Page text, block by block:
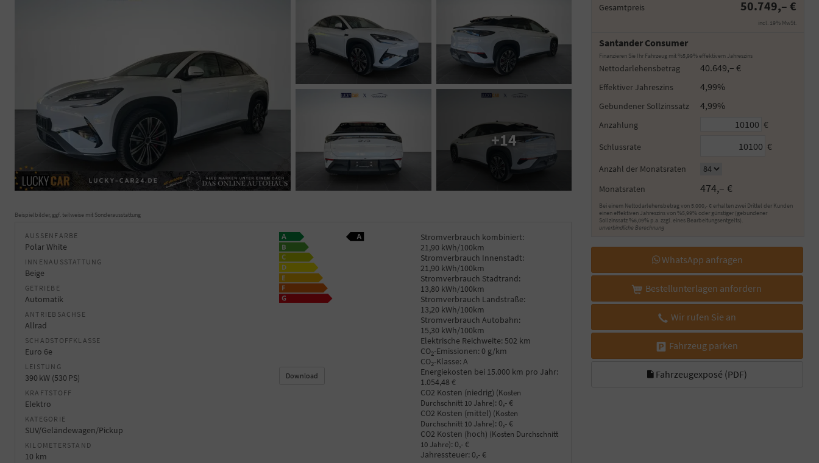
Gesamtpreis 50.749,– €
incl. 19% MwSt.
Santander Consumer
Finanzieren Sie Ihr Fahrzeug mit %5,99% effektivem Jahreszins
Nettodarlehensbetrag 40.649,– €
Effektiver Jahreszins 4,99%
Gebundener Sollzinssatz 4,99%
Anzahlung €
Schlussrate €
Anzahl der Monatsraten
Monatsraten
474,– €
Bei einem Nettodarlehensbetrag von 5.000,- € erhalten zwei Drittel der Kunden
einen effektiven Jahreszins von %5,99% oder günstiger (gebundener
Sollzinssatz %6,09% p.a. zzgl. eines Bearbeitungsentgelts).
unverbindliche Berechnung
WhatsApp anfragen
Bestellunterlagen anfordern
Wir rufen Sie an
Fahrzeug parken
Fahrzeugexposé (PDF)
+14
Beispielbilder, ggf. teilweise mit Sonderausstattung
AUSSENFARBE
Polar White
INNENAUSSTATTUNG
Beige
GETRIEBE
Automatik
ANTRIEBSACHSE
Allrad
SCHADSTOFFKLASSE
Euro 6e
LEISTUNG
390 kW (530 PS)
KRAFTSTOFF
Elektro
KATEGORIE
SUV/Geländewagen/Pickup
KILOMETERSTAND
10 km
Stromverbrauch kombiniert:
21,90 kWh/100km
Stromverbrauch Innenstadt:
21,90 kWh/100km
Stromverbrauch Stadtrand:
13,80 kWh/100km
Stromverbrauch Landstraße:
13,20 kWh/100km
Stromverbrauch Autobahn:
15,30 kWh/100km
Elektrische Reichweite: 502 km
CO2-Emissionen: 0 g/km
CO2-Klasse: A
Download
Energiekosten bei 15.000 km pro Jahr:
1.054,48 €
CO2 Kosten (niedrig) (Kosten
Durchschnitt 10 Jahre): 0,- €
CO2 Kosten (mittel) (Kosten
Durchschnitt 10 Jahre): 0,- €
CO2 Kosten (hoch) (Kosten Durchschnitt
10 Jahre): 0,- €
Jahressteuer: 0,- €